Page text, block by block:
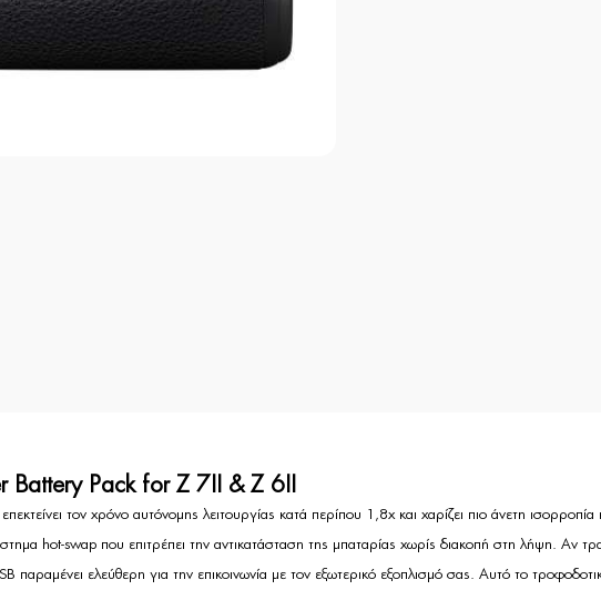
Pack for Z 7II & Z 6II
τον χρόνο αυτόνομης λειτουργίας κατά περίπου 1,8x και χαρίζει πιο άνετη
hot-swap που επιτρέπει την αντικατάσταση της μπαταρίας χωρίς διακοπή στη λήψη.
παραμένει ελεύθερη για την επικοινωνία με τον εξωτερικό εξοπλισμό σας. Αυτό το